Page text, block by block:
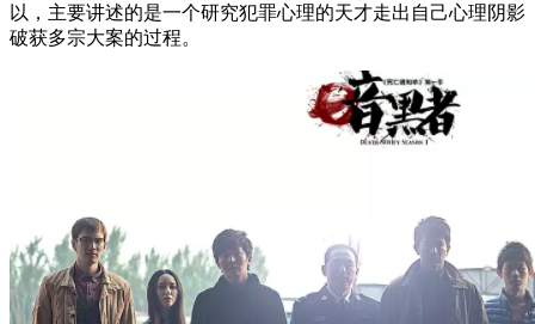
以，主要讲述的是一个研究犯罪心理的天才走出自己心理阴影
破获多宗大案的过程。